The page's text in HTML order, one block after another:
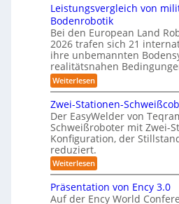
r
6
m
3
D
-
S
t
e
r
e
o
-
K
a
m
r
u
t
t
l
e
-
S
y
s
t
e
m
f
ü
r
Leistungsvergleich von
Bodenrobotik
Bei den European Land
2026 trafen sich 21
ihre unbemannten
realitätsnahen
Weiterlesen:
L
e
i
s
t
u
g
s
v
e
r
Zwei-Stationen-
Der EasyWelder von
Schweißroboter mit Zwei-
Konfiguration, der
reduziert.
Weiterlesen:
Z
w
e
i
Präsentation von Ency 3.0
Auf der Ency World